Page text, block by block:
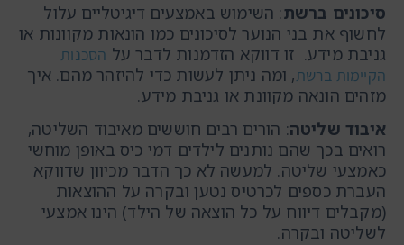
סיכונים ברשת: השימוש באמצעים דיגיטליים עלול
לחשוף את בני הנוער לסיכונים כמו הונאות מקוונות או
גניבת מידע. זו דווקא הזדמנות לדבר על הסכנות
הקיימות ברשת, ומה ניתן לעשות כדי להיזהר מהם. איך
מזהים הונאה מקוונת או גניבת מידע.
איבוד שליטה: הורים רבים חוששים מאיבוד השליטה,
רואים בכך שהם נותנים לילדים דמי כיס באופן מוחשי
כאמצעי שליטה. למעשה לא כך הדבר מכיוון שדווקא
העברת כספים לכרטיס נטען ובקרה על ההוצאות
(מקבלים דיווח על כל הוצאה של הילד) הינו אמצעי
לשליטה ובקרה.